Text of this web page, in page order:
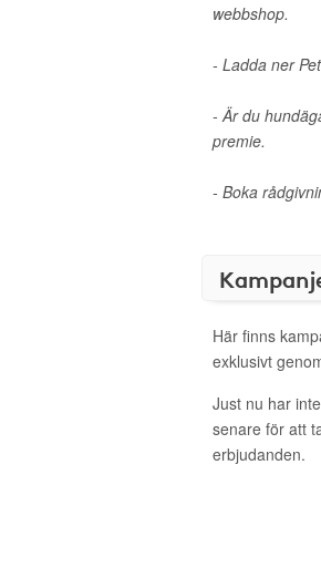
webbshop.
- Ladda ner
- Är du
premie.
- Boka
Här finns
exklusivt
Just nu har
senare för att
erbjudanden.